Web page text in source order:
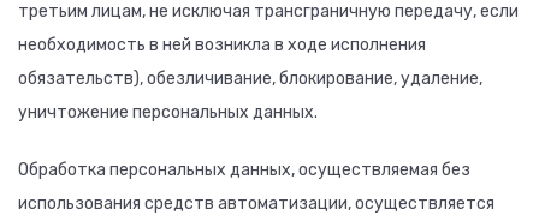
третьим лицам, не исключая трансграничную передачу, если
необходимость в ней возникла в ходе исполнения
обязательств), обезличивание, блокирование, удаление,
уничтожение персональных данных.
Обработка персональных данных, осуществляемая без
использования средств автоматизации, осуществляется